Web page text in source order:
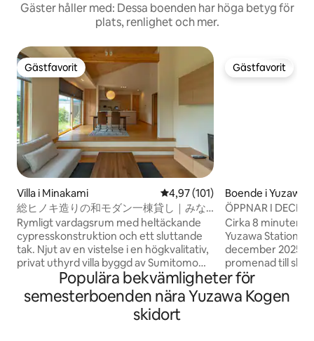
Gäster håller med: Dessa boenden har höga betyg för
plats, renlighet och mer.
Gästfavorit
Gästfavorit
Villa i Minakami 4,97 av 5 i genomsnittligt
4,97 (101)
総ヒノキ造りの和モダン一棟貸し｜みな
かみの大空間ヴィラ｜BBQ・温泉・アウ
トドア
Rymligt vardagsrum med heltäckande
cypresskonstruktion och ett sluttande
tak. Njut av en vistelse i en högkvalitativ,
privat uthyrd villa byggd av Sumitomo
Forestry, omgiven av naturligt ljus och
doften av trä. Kosya-an, ett
avkopplande värdshus, är en privat
uthyrningsvilla som är helt byggd av
Gästfavorit
Gästfavorit
Boende i Yuzawa
ÖPPNAR I
ett vackert helt
minuters
Yuzawa-
grupp per dag
Cirka 8 minuter
Yuzawa Station,
december 2025!
promenad till
och 1 minuters
Shiryokan,
kostnadsfria
Populära bekvämligheter för
semesterboenden nära Yuzawa Kogen
skidort